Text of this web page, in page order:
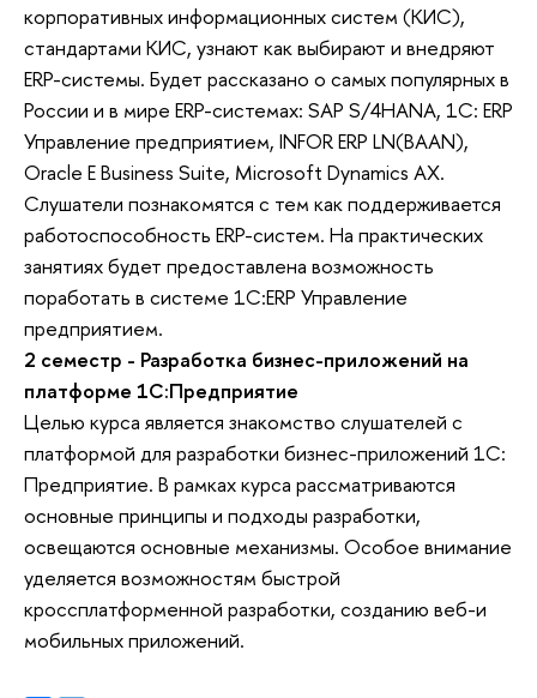
корпоративных информационных систем (КИС),
стандартами КИС, узнают как выбирают и внедряют
ERP-системы. Будет рассказано о самых популярных в
России и в мире ERP-системах: SAP S/4HANA, 1С: ERP
Управление предприятием, INFOR ERP LN(BAAN),
Oracle E Business Suite, Microsoft Dynamics AX.
Слушатели познакомятся с тем как поддерживается
работоспособность ERP-систем. На практических
занятиях будет предоставлена возможность
поработать в системе 1С:ERP Управление
предприятием.
2 семестр - Разработка бизнес-приложений на
платформе 1С:Предприятие
Целью курса является знакомство слушателей с
платформой для разработки бизнес-приложений 1С:
Предприятие. В рамках курса рассматриваются
основные принципы и подходы разработки,
освещаются основные механизмы. Особое внимание
уделяется возможностям быстрой
кроссплатформенной разработки, созданию веб-и
мобильных приложений.